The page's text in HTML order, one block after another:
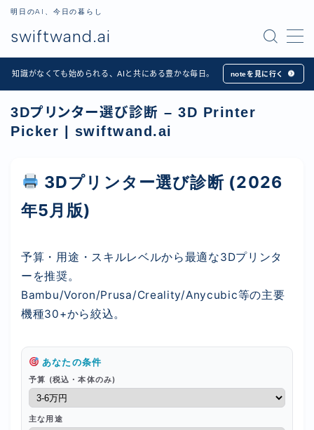
swiftwand.ai
明日のAI、今日の暮らし
ホーム
Apps
記事一覧
プロフィール
お問い合わせ
日本語
English
知識がなくても始められる、AIと共にある豊かな毎日。 noteを見に行く
3Dプリンター選び診断 – 3D Printer
Picker | swiftwand.ai
3Dプリンター選び診断 (2026
年5月版)
予算・用途・スキルレベルから最適な3Dプリンタ
ーを推奨。
Bambu/Voron/Prusa/Creality/Anycubic等の主要
機種30+から絞込。
あなたの条件
予算 (税込・本体のみ)
主な用途